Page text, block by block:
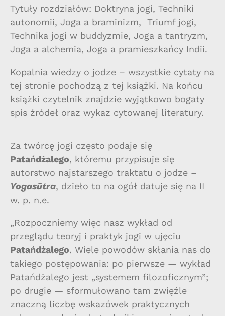
Tytuły rozdziałów: Doktryna jogi, Techniki
autonomii, Joga a braminizm, Triumf jogi,
Technika jogi w buddyzmie, Joga a tantryzm,
Joga a alchemia, Joga a pramieszkańcy Indii.
Kopalnia wiedzy o jodze – wszystkie cytaty na
tej stronie pochodzą z tej książki. Na końcu
książki czytelnik znajdzie wyjątkowo bogaty
spis źródeł oraz wykaz cytowanej literatury.
Za twórcę jogi często podaje się
Patańdżalego, któremu przypisuje się
autorstwo najstarszego traktatu o jodze –
Yogasūtra, dzieło to na ogół datuje się na II
w. p. n.e.
„Rozpoczniemy więc nasz wykład od
przeglądu teoryj i praktyk jogi w ujęciu
Patańdżalego. Wiele powodów skłania nas do
takiego postępowania: po pierwsze — wykład
Patańdżalego jest „systemem filozoficznym”;
po drugie — sformułowano tam zwięźle
znaczną liczbę wskazówek praktycznych